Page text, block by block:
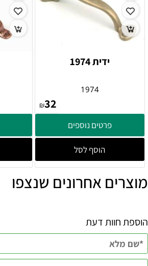
ידית 1974
1974
₪32
פרטים נוספים
הוסף לסל
מוצרים אחרונים שנצפו
הוספת חוות דעת